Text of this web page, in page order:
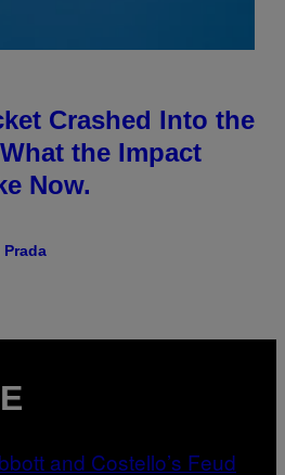
Crashed Into the
the Impact
Now.